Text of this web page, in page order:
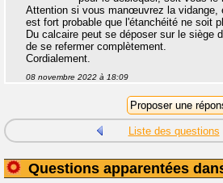
Attention si vous manœuvrez la vidange,
est fort probable que l'étanchéité ne soit
Du calcaire peut se déposer sur le siège
de se refermer complètement.
Cordialement.
08 novembre 2022 à 18:09
Liste des questions
Questions apparentées